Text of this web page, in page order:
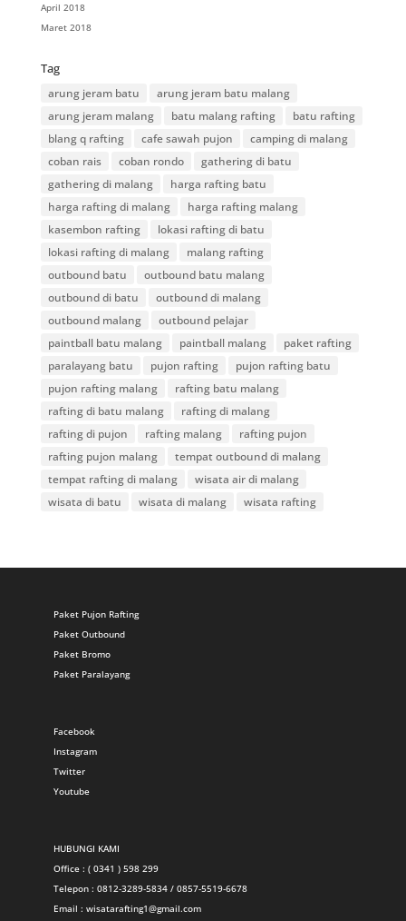
April 2018
Maret 2018
Tag
arung jeram batu
arung jeram batu malang
arung jeram malang
batu malang rafting
batu rafting
blang q rafting
cafe sawah pujon
camping di malang
coban rais
coban rondo
gathering di batu
gathering di malang
harga rafting batu
harga rafting di malang
harga rafting malang
kasembon rafting
lokasi rafting di batu
lokasi rafting di malang
malang rafting
outbound batu
outbound batu malang
outbound di batu
outbound di malang
outbound malang
outbound pelajar
paintball batu malang
paintball malang
paket rafting
paralayang batu
pujon rafting
pujon rafting batu
pujon rafting malang
rafting batu malang
rafting di batu malang
rafting di malang
rafting di pujon
rafting malang
rafting pujon
rafting pujon malang
tempat outbound di malang
tempat rafting di malang
wisata air di malang
wisata di batu
wisata di malang wisata rafting
Paket Pujon Rafting
Paket Outbound
Paket Bromo
Paket Paralayang
Facebook
Instagram
Twitter
Youtube
HUBUNGI KAMI
Office : ( 0341 ) 598 299
Telepon : 0812-3289-5834 / 0857-5519-6678
Email : wisatarafting1@gmail.com